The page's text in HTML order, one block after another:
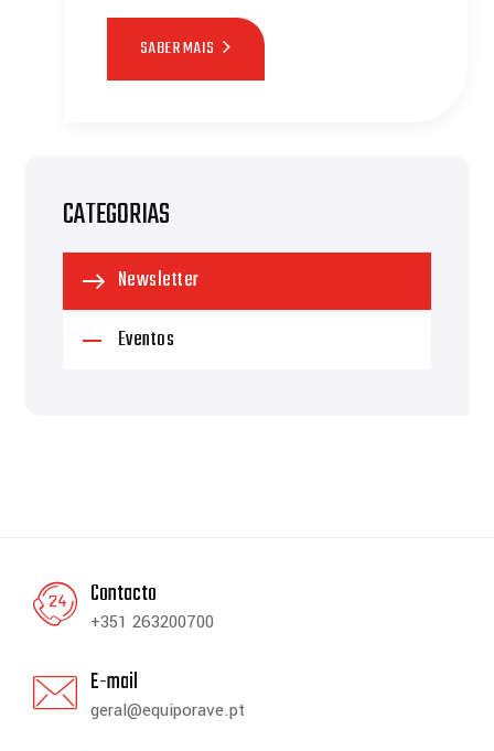
CATEGORIAS
Newsletter
Eventos
SABER MAIS
Contacto
+351 263200700
E-mail
geral@equiporave.pt